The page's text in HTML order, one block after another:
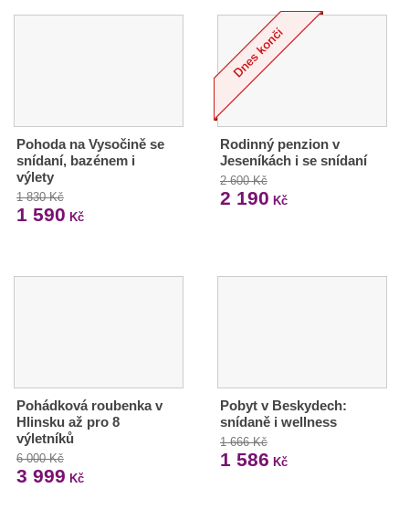
Pohoda na Vysočině se
snídaní, bazénem i
výlety
1 830 Kč
1 590 Kč
Rodinný penzion v
Jeseníkách i se snídaní
2 600 Kč
2 190 Kč
Pohádková roubenka v
Hlinsku až pro 8
výletníků
6 000 Kč
3 999 Kč
Pobyt v Beskydech:
snídaně i wellness
1 666 Kč
1 586 Kč